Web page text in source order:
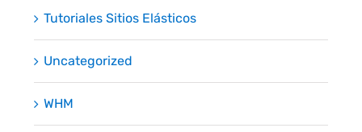
Tutoriales Sitios Elásticos
Uncategorized
WHM